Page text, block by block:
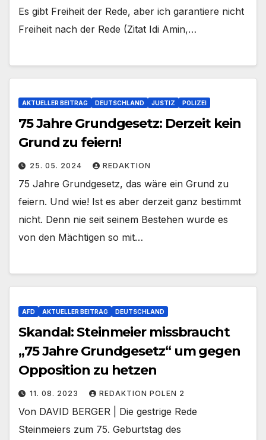
Es gibt Freiheit der Rede, aber ich garantiere nicht
Freiheit nach der Rede (Zitat Idi Amin,…
AKTUELLER BEITRAG DEUTSCHLAND JUSTIZ POLIZEI
75 Jahre Grundgesetz: Derzeit kein
Grund zu feiern!
25. 05. 2024 REDAKTION
75 Jahre Grundgesetz, das wäre ein Grund zu
feiern. Und wie! Ist es aber derzeit ganz bestimmt
nicht. Denn nie seit seinem Bestehen wurde es
von den Mächtigen so mit…
AFD AKTUELLER BEITRAG DEUTSCHLAND
Skandal: Steinmeier missbraucht
„75 Jahre Grundgesetz“ um gegen
Opposition zu hetzen
11. 08. 2023 REDAKTION POLEN 2
Von DAVID BERGER | Die gestrige Rede
Steinmeiers zum 75. Geburtstag des